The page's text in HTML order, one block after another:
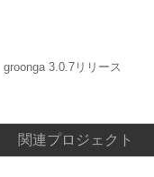
groonga 3.0.7リリース
関連プロジェクト